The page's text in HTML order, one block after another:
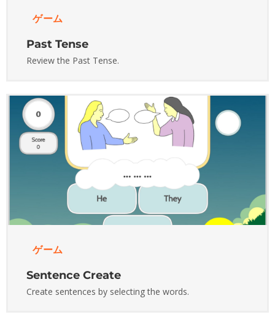
ゲーム
Past Tense
Review the Past Tense.
ゲーム
Sentence Create
Create sentences by selecting the words.